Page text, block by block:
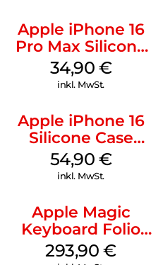
Apple iPhone 16
Pro Max Silicone
Case MagSafe
Denim
34,90 €
inkl. MwSt.
Apple iPhone 16
Silicone Case
MagSafe Lake
Green
54,90 €
inkl. MwSt.
Apple Magic
Keyboard Folio
iPad 10.9″ (10.Gen.)
293,90€